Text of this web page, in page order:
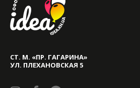
СТ. М. «ПР. ГАГАРИНА»
УЛ. ПЛЕХАНОВСКАЯ 5